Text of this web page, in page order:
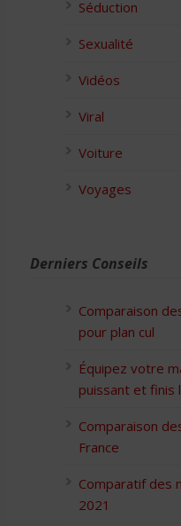
Séduction
Sexualité
Vidéos
Viral
Voiture
Voyages
Derniers Conseils
Comparaison
pour plan cul
Équipez votre
puissant et finis
Comparaison
France
Comparatif des
2021